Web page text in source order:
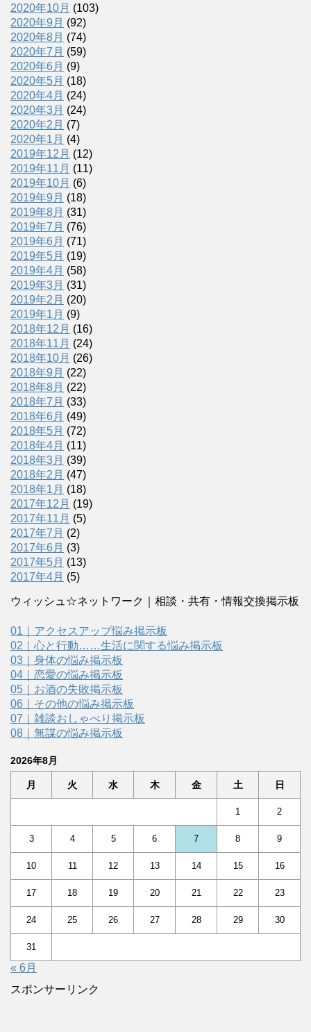
2020年10月 (103)
2020年9月 (92)
2020年8月 (74)
2020年7月 (59)
2020年6月 (9)
2020年5月 (18)
2020年4月 (24)
2020年3月 (24)
2020年2月 (7)
2020年1月 (4)
2019年12月 (12)
2019年11月 (11)
2019年10月 (6)
2019年9月 (18)
2019年8月 (31)
2019年7月 (76)
2019年6月 (71)
2019年5月 (19)
2019年4月 (58)
2019年3月 (31)
2019年2月 (20)
2019年1月 (9)
2018年12月 (16)
2018年11月 (24)
2018年10月 (26)
2018年9月 (22)
2018年8月 (22)
2018年7月 (33)
2018年6月 (49)
2018年5月 (72)
2018年4月 (11)
2018年3月 (39)
2018年2月 (47)
2018年1月 (18)
2017年12月 (19)
2017年11月 (5)
2017年7月 (2)
2017年6月 (3)
2017年5月 (13)
2017年4月 (5)
ウィッシュ☆ネットワーク｜相談・共有・情報交換掲示板
01｜アクセスアップ悩み掲示板
02｜心と行動……生活に関する悩み掲示板
03｜身体の悩み掲示板
04｜恋愛の悩み掲示板
05｜お酒の失敗掲示板
06｜その他の悩み掲示板
07｜雑談おしゃべり掲示板
08｜無謀の悩み掲示板
2026年8月
月 火 水 木 金 土 日
1 2
3 4 5 6 7 8 9
10 11 12 13 14 15 16
17 18 19 20 21 22 23
24 25 26 27 28 29 30
31
« 6月
スポンサーリンク